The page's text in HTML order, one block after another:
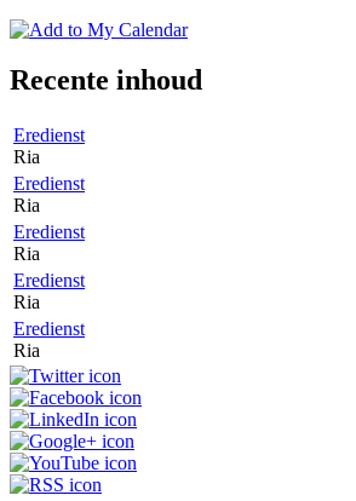
Recente inhoud
Eredienst
Ria
Eredienst
Ria
Eredienst
Ria
Eredienst
Ria
Eredienst
Ria